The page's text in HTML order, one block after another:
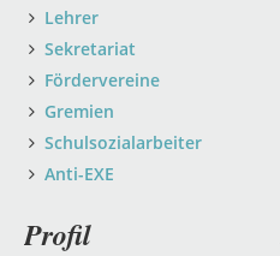
Lehrer
Sekretariat
Fördervereine
Gremien
Schulsozialarbeiter
Anti-EXE
Profil